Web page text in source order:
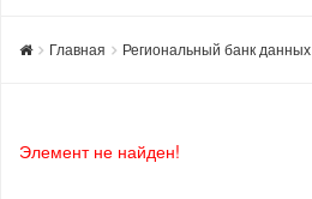
Главная Региональный банк данных
Элемент не найден!